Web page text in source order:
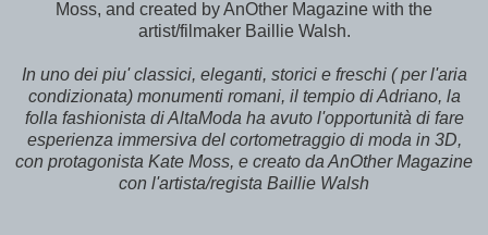
Moss, and created by AnOther Magazine with the
artist/filmaker Baillie Walsh.
In uno dei piu' classici, eleganti, storici e freschi ( per l'aria
condizionata) monumenti romani, il tempio di Adriano, la
folla fashionista di AltaModa ha avuto l'opportunità di fare
esperienza immersiva del cortometraggio di moda in 3D,
con protagonista Kate Moss, e creato da AnOther Magazine
con l'artista/regista Baillie Walsh